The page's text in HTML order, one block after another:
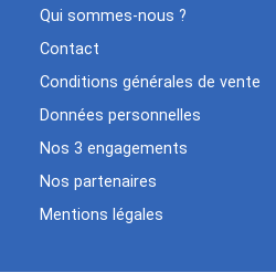
Qui sommes-nous ?
Contact
Conditions générales de vente
Données personnelles
Nos 3 engagements
Nos partenaires
Mentions légales